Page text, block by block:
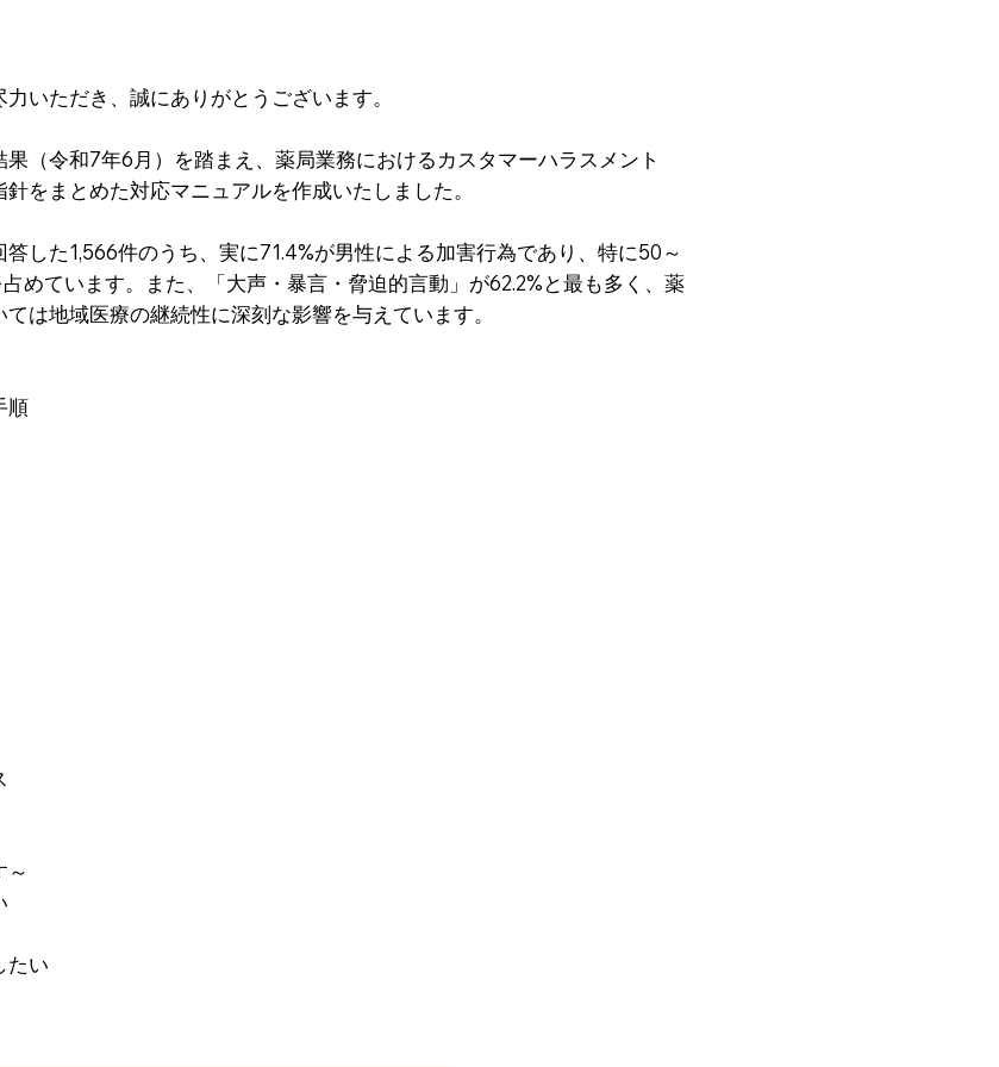
いただき、誠にありがとうございます。
（令和7年6月）を踏まえ、薬局業務におけるカスタマーハラスメント
をまとめた対応マニュアルを作成いたしました。
した1,566件のうち、実に71.4%が男性による加害行為であり、特に50～
めています。また、「大声・暴言・脅迫的言動」が62.2%と最も多く、薬
は地域医療の継続性に深刻な影響を与えています。
順
～
たい